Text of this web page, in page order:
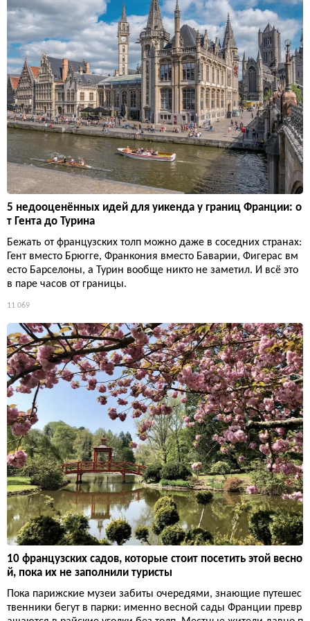
5 недооценённых идей для уикенда у границ Франции: о
т Гента до Турина
Бежать от французских толп можно даже в соседних странах:
Гент вместо Брюгге, Франкония вместо Баварии, Фигерас вм
есто Барселоны, а Турин вообще никто не заметил. И всё это
в паре часов от границы.
11 069
10 французских садов, которые стоит посетить этой весно
й, пока их не заполнили туристы
Пока парижские музеи забиты очередями, знающие путешес
твенники бегут в парки: именно весной сады Франции превр